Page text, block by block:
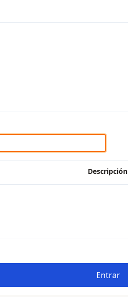
Descripción
Entrar